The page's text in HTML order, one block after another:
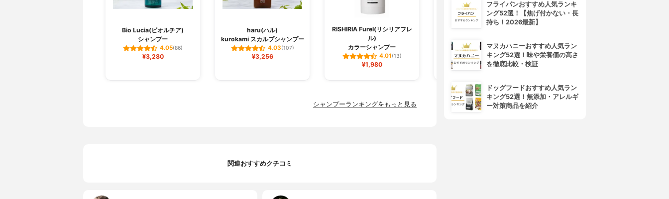
Bio Lucia(ビオルチア)
シャンプー
4.05(86)
¥3,280
haru(ハル)
kurokami スカルプシャンプー
4.03(107)
¥3,256
RISHIRIA Furel(リシリアフレ
ル)
カラーシャンプー
4.01(13)
¥1,980
スト
3.99(75)
¥1,980
シャンプーランキングをもっと見る
関連おすすめクチコミ
フライパンおすすめ人気ランキ
ング52選！【焦げ付かない・長
持ち！2026最新】
マヌカハニーおすすめ人気ラン
キング52選！味や栄養価の高さ
を徹底比較・検証
ドッグフードおすすめ人気ラン
キング52選！無添加・アレルギ
ー対策商品を紹介